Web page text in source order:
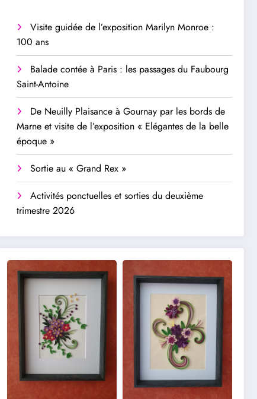
Visite guidée de l’exposition Marilyn Monroe :
100 ans
Balade contée à Paris : les passages du Faubourg
Saint-Antoine
De Neuilly Plaisance à Gournay par les bords de
Marne et visite de l’exposition « Elégantes de la belle
époque »
Sortie au « Grand Rex »
Activités ponctuelles et sorties du deuxième
trimestre 2026